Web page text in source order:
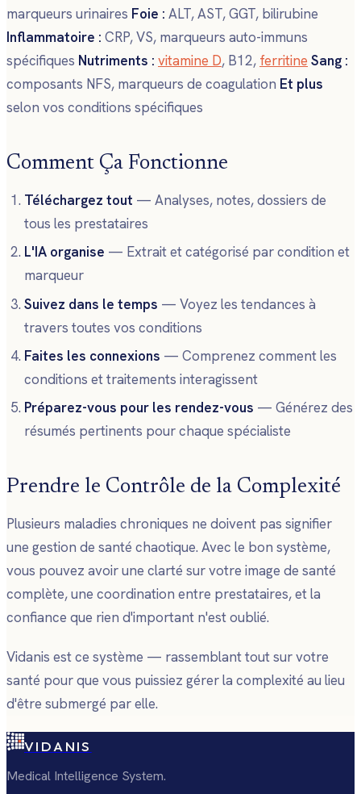
marqueurs urinaires Foie : ALT, AST, GGT, bilirubine
Inflammatoire : CRP, VS, marqueurs auto-immuns
spécifiques Nutriments : vitamine D, B12, ferritine Sang :
composants NFS, marqueurs de coagulation Et plus
selon vos conditions spécifiques
Comment Ça Fonctionne
Téléchargez tout — Analyses, notes, dossiers de
tous les prestataires
L'IA organise — Extrait et catégorisé par condition et
marqueur
Suivez dans le temps — Voyez les tendances à
travers toutes vos conditions
Faites les connexions — Comprenez comment les
conditions et traitements interagissent
Préparez-vous pour les rendez-vous — Générez des
résumés pertinents pour chaque spécialiste
Prendre le Contrôle de la Complexité
Plusieurs maladies chroniques ne doivent pas signifier
une gestion de santé chaotique. Avec le bon système,
vous pouvez avoir une clarté sur votre image de santé
complète, une coordination entre prestataires, et la
confiance que rien d'important n'est oublié.
Vidanis est ce système — rassemblant tout sur votre
santé pour que vous puissiez gérer la complexité au lieu
d'être submergé par elle.
VIDANIS
Medical Intelligence System.